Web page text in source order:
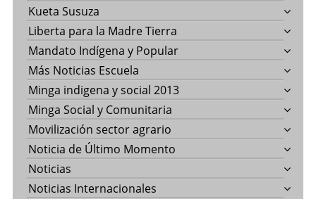
Kueta Susuza
Liberta para la Madre Tierra
Mandato Indígena y Popular
Más Noticias Escuela
Minga indigena y social 2013
Minga Social y Comunitaria
Movilización sector agrario
Noticia de Último Momento
Noticias
Noticias Internacionales